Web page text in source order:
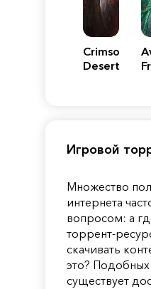
Crimson
Desert
Игровой
Множество
интернета
вопросом: а
торрент-
скачивать
это?
существует